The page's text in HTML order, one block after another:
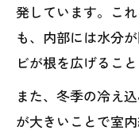
発しています。こ
も、内部には水分
ビが根を広げるこ
また、冬季の冷え
が大きいことで室